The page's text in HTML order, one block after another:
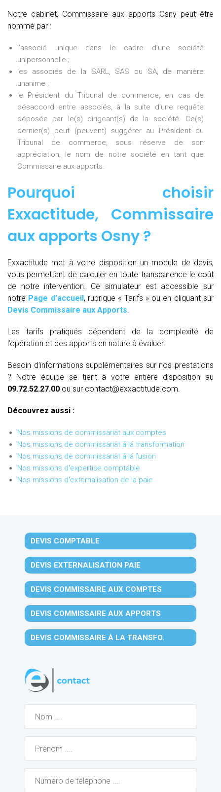
Notre cabinet, Commissaire aux apports Osny peut être
nommé par :
l’associé unique dans le cadre d’une société
unipersonnelle ;
les associés de la SARL, SAS ou SA, de manière
unanime ;
le Président du Tribunal de commerce, en cas de
désaccord entre associés, à la suite d’une requête
déposée par le(s) dirigeant(s) de la société. Ce(s)
dernier(s) peut (peuvent) suggérer au Président du
Tribunal de commerce, sous réserve de son
appréciation, le nom de notre société en tant que
Commissaire aux apports.
Pourquoi choisir
Exxactitude, Commissaire
aux apports Osny?
Exxactitude met à votre disposition un module de devis,
vous permettant de calculer en toute transparence le coût
de notre intervention. Ce simulateur est accessible sur
notre Page d’accueil, rubrique « Tarifs » ou en cliquant sur
Devis Commissaire aux Apports.
Les tarifs pratiqués dépendent de la complexité de
l’opération et des apports en nature à évaluer.
Besoin d’informations supplémentaires sur nos prestations
? Notre équipe se tient à votre entière disposition au
09.72.52.27.00 ou sur contact@exxactitude.com.
Découvrez aussi :
Nos missions de commissariat aux comptes
Nos missions de commissariat à la transformation
Nos missions de commissariat à la fusion
Nos missions d'expertise comptable
Nos missions d'externalisation de la paie
DEVIS COMPTABLE
DEVIS EXTERNALISATION PAIE
DEVIS COMMISSAIRE AUX COMPTES
DEVIS COMMISSAIRE AUX APPORTS
DEVIS COMMISSAIRE À LA TRANSFO.